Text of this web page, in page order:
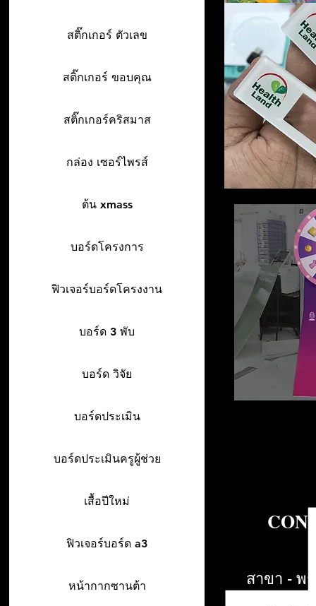
สติ๊กเกอร์ ตัวเลข
สติ๊กเกอร์ ขอบคุณ
สติ๊กเกอร์คริสมาส
กล่อง เซอร์ไพรส์
ต้น xmass
บอร์ดโครงการ
ฟิวเจอร์บอร์ดโครงงาน
บอร์ด 3 พับ
บอร์ด วิจัย
บอร์ดประเมิน
บอร์ดประเมินครูผู้ช่วย
เสื้อปีใหม่
ฟิวเจอร์บอร์ด a3
หน้ากากซานต้า สาขา - พ